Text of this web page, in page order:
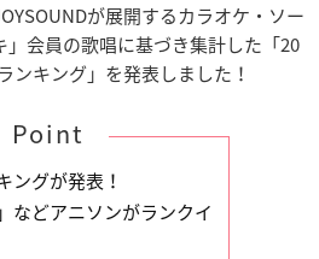
が展開するカラオケ・ソー
会員の歌唱に基づき集計した「20
ンキング」を発表しました！
Point
ングが発表！
などアニソンがランクイ